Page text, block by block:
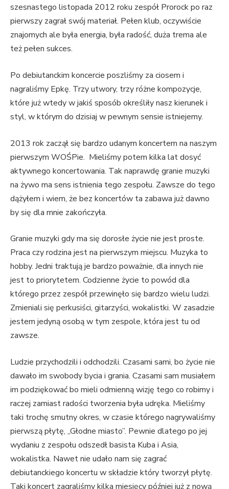
szesnastego listopada 2012 roku zespół Prorock po raz
pierwszy zagrał swój materiał. Pełen klub, oczywiście
znajomych ale była energia, była radość, duża trema ale
też pełen sukces.
Po debiutanckim koncercie poszliśmy za ciosem i
nagraliśmy Epkę. Trzy utwory, trzy różne kompozycje,
które już wtedy w jakiś sposób określiły nasz kierunek i
styl, w którym do dzisiaj w pewnym sensie istniejemy.
2013 rok zaczął się bardzo udanym koncertem na naszym
pierwszym WOŚPie. Mieliśmy potem kilka lat dosyć
aktywnego koncertowania. Tak naprawdę granie muzyki
na żywo ma sens istnienia tego zespołu. Zawsze do tego
dążyłem i wiem, że bez koncertów ta zabawa już dawno
by się dla mnie zakończyła.
Granie muzyki gdy ma się dorosłe życie nie jest proste.
Praca czy rodzina jest na pierwszym miejscu. Muzyka to
hobby. Jedni traktują je bardzo poważnie, dla innych nie
jest to priorytetem. Codzienne życie to powód dla
którego przez zespół przewinęło się bardzo wielu ludzi.
Zmieniali się perkusiści, gitarzyści, wokalistki. W zasadzie
jestem jedyną osobą w tym zespole, która jest tu od
zawsze.
Ludzie przychodzili i odchodzili. Czasami sami, bo życie nie
dawało im swobody bycia i grania. Czasami sam musiałem
im podziękować bo mieli odmienną wizję tego co robimy i
raczej zamiast radości tworzenia była udręka. Mieliśmy
taki trochę smutny okres, w czasie którego nagrywaliśmy
pierwszą płytę, „Głodne miasto”. Pewnie dlatego po jej
wydaniu z zespołu odszedł basista Kuba i Asia,
wokalistka. Nawet nie udało nam się zagrać
debiutanckiego koncertu w składzie który tworzył płytę.
Taki koncert zagraliśmy kilka miesięcy później już z nową